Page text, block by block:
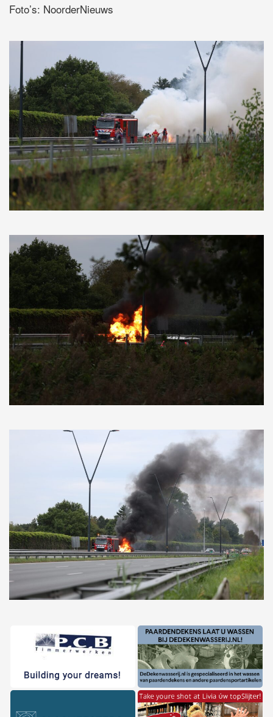
Foto’s: NoorderNieuws